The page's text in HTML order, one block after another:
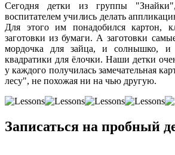
Сегодня детки из группы
воспитателем учились делать
Для этого им понадобился картон,
заготовки из бумаги. А заготовки
мордочка для зайца, и солнышко, и
квадратики для ёлочки. Наши детки
у каждого получилась замечательная
лесу", не похожая ни на чью другую.
Записаться на пробный